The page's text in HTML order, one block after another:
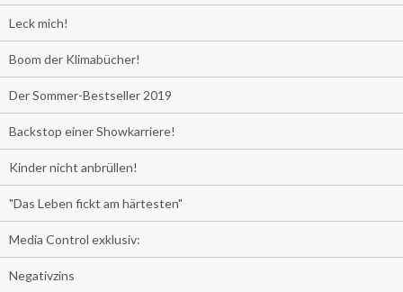
Leck mich!
Boom der Klimabücher!
Der Sommer-Bestseller 2019
Backstop einer Showkarriere!
Kinder nicht anbrüllen!
"Das Leben fickt am härtesten"
Media Control exklusiv:
Negativzins